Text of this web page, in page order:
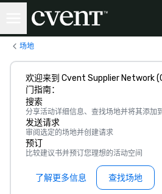
场地
欢迎来到 Cvent Supplier Network
门指南：
搜索
分享活动详细信息、查找场地并将其添加
发送请求
审阅选定的场地并创建请求
预订
比较建议书并预订您理想的活动空间
了解更多信息 查找场地